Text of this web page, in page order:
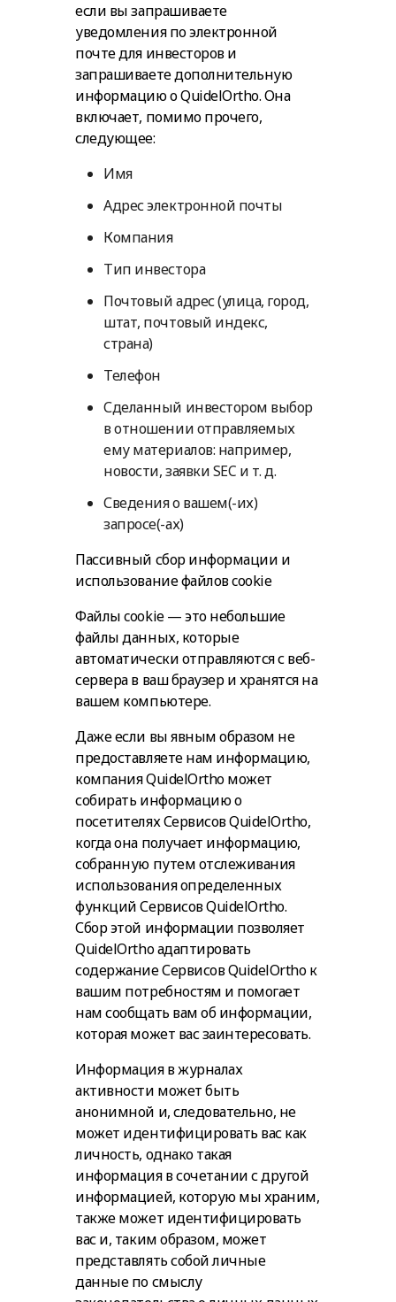
если вы запрашиваете
уведомления по электронной
почте для инвесторов и
запрашиваете дополнительную
информацию о QuidelOrtho. Она
включает, помимо прочего,
следующее:
Имя
Адрес электронной почты
Компания
Тип инвестора
Почтовый адрес (улица, город,
штат, почтовый индекс,
страна)
Телефон
Сделанный инвестором выбор
в отношении отправляемых
ему материалов: например,
новости, заявки SEC и т. д.
Сведения о вашем(-их)
запросе(-ах)
Пассивный сбор информации и
использование файлов cookie
Файлы cookie — это небольшие
файлы данных, которые
автоматически отправляются с веб-
сервера в ваш браузер и хранятся на
вашем компьютере.
Даже если вы явным образом не
предоставляете нам информацию,
компания QuidelOrtho может
собирать информацию о
посетителях Сервисов QuidelOrtho,
когда она получает информацию,
собранную путем отслеживания
использования определенных
функций Сервисов QuidelOrtho.
Сбор этой информации позволяет
QuidelOrtho адаптировать
содержание Сервисов QuidelOrtho к
вашим потребностям и помогает
нам сообщать вам об информации,
которая может вас заинтересовать.
Информация в журналах
активности может быть
анонимной и, следовательно, не
может идентифицировать вас как
личность, однако такая
информация в сочетании с другой
информацией, которую мы храним,
также может идентифицировать
вас и, таким образом, может
представлять собой личные
данные по смыслу